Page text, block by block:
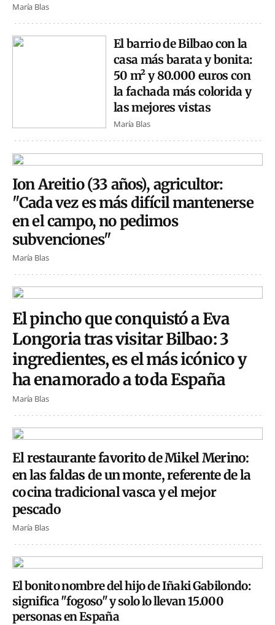
María Blas
El barrio de Bilbao con la
casa más barata y bonita:
50 m² y 80.000 euros con
la fachada más colorida y
las mejores vistas
María Blas
Ion Areitio (33 años), agricultor:
"Cada vez es más difícil mantenerse
en el campo, no pedimos
subvenciones"
María Blas
El pincho que conquistó a Eva
Longoria tras visitar Bilbao: 3
ingredientes, es el más icónico y
ha enamorado a toda España
María Blas
El restaurante favorito de Mikel Merino:
en las faldas de un monte, referente de la
cocina tradicional vasca y el mejor
pescado
María Blas
El bonito nombre del hijo de Iñaki Gabilondo:
significa "fogoso" y solo lo llevan 15.000
personas en España